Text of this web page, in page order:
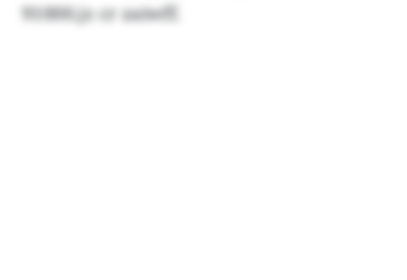
91000.jz cr zaiwff.